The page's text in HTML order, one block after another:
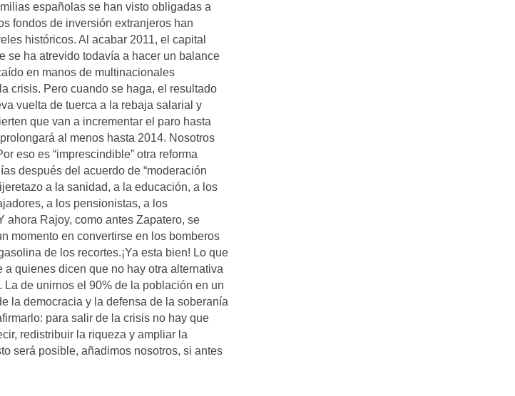
españolas se han visto obligadas a
fondos de inversión extranjeros han
históricos. Al acabar 2011, el capital
se ha atrevido todavía a hacer un balance
en manos de multinacionales
crisis. Pero cuando se haga, el resultado
vuelta de tuerca a la rebaja salarial y
que van a incrementar el paro hasta
al menos hasta 2014. Nosotros
eso es “imprescindible” otra reforma
después del acuerdo de “moderación
a la sanidad, a la educación, a los
a los pensionistas, a los
Rajoy, como antes Zapatero, se
momento en convertirse en los bomberos
de los recortes.¡Ya esta bien! Lo que
quienes dicen que no hay otra alternativa
de unirnos el 90% de la población en un
la democracia y la defensa de la soberanía
para salir de la crisis no hay que
redistribuir la riqueza y ampliar la
será posible, añadimos nosotros, si antes